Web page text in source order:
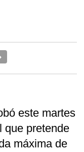
este martes
que pretende
máxima de